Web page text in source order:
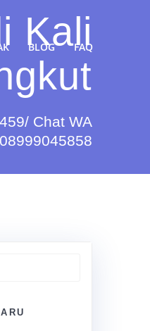
BLOG FAQ
Kali
Chat WA
08999045858